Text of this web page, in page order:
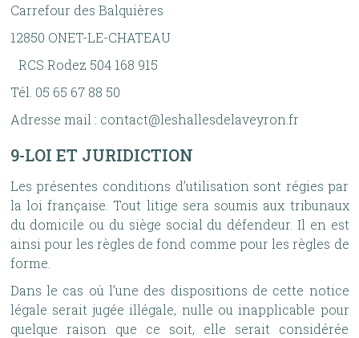
Carrefour des Balquières
12850 ONET-LE-CHATEAU
RCS Rodez 504 168 915
Tél. 05 65 67 88 50
Adresse mail : contact@leshallesdelaveyron.fr
9-LOI ET JURIDICTION
Les présentes conditions d’utilisation sont régies par
la loi française. Tout litige sera soumis aux tribunaux
du domicile ou du siège social du défendeur. Il en est
ainsi pour les règles de fond comme pour les règles de
forme.
Dans le cas où l’une des dispositions de cette notice
légale serait jugée illégale, nulle ou inapplicable pour
quelque raison que ce soit, elle serait considérée